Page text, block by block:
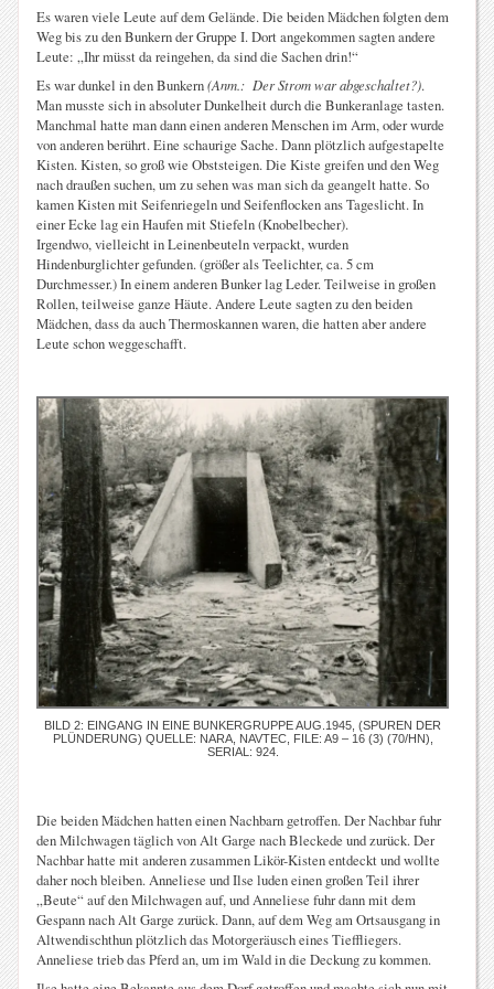
Es waren viele Leute auf dem Gelände. Die beiden Mädchen folgten dem
Weg bis zu den Bunkern der Gruppe I. Dort angekommen sagten andere
Leute: „Ihr müsst da reingehen, da sind die Sachen drin!“
Es war dunkel in den Bunkern(Anm.: Der Strom war abgeschaltet?).
Man musste sich in absoluter Dunkelheit durch die Bunkeranlage tasten.
Manchmal hatte man dann einen anderen Menschen im Arm, oder wurde
von anderen berührt. Eine schaurige Sache. Dann plötzlich aufgestapelte
Kisten. Kisten, so groß wie Obststeigen. Die Kiste greifen und den Weg
nach draußen suchen, um zu sehen was man sich da geangelt hatte. So
kamen Kisten mit Seifenriegeln und Seifenflocken ans Tageslicht. In
einer Ecke lag ein Haufen mit Stiefeln (Knobelbecher).
Irgendwo, vielleicht in Leinenbeuteln verpackt, wurden
Hindenburglichter gefunden. (größer als Teelichter, ca. 5 cm
Durchmesser.) In einem anderen Bunker lag Leder. Teilweise in großen
Rollen, teilweise ganze Häute. Andere Leute sagten zu den beiden
Mädchen, dass da auch Thermoskannen waren, die hatten aber andere
Leute schon weggeschafft.
BILD 2: EINGANG IN EINE BUNKERGRUPPE AUG.1945, (SPUREN DER
PLÜNDERUNG) QUELLE: NARA, NAVTEC, FILE: A9 – 16 (3) (70/HN),
SERIAL: 924.
Die beiden Mädchen hatten einen Nachbarn getroffen. Der Nachbar fuhr
den Milchwagen täglich von Alt Garge nach Bleckede und zurück. Der
Nachbar hatte mit anderen zusammen Likör-Kisten entdeckt und wollte
daher noch bleiben. Anneliese und Ilse luden einen großen Teil ihrer
„Beute“ auf den Milchwagen auf, und Anneliese fuhr dann mit dem
Gespann nach Alt Garge zurück. Dann, auf dem Weg am Ortsausgang in
Altwendischthun plötzlich das Motorgeräusch eines Tieffliegers.
Anneliese trieb das Pferd an, um im Wald in die Deckung zu kommen.